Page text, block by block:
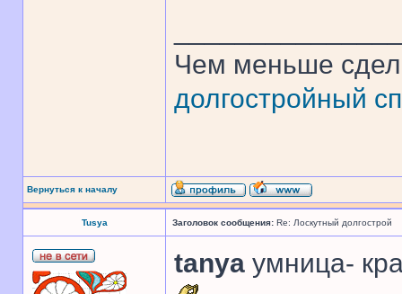
Чем меньше
долгостройный
Вернуться к началу
Tusya Заголовок сообщения: Re: Лоскутный долгострой
tanya умница-